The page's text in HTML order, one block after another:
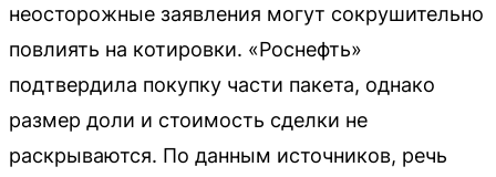
неосторожные заявления могут сокрушительно
повлиять на котировки. «Роснефть»
подтвердила покупку части пакета, однако
размер доли и стоимость сделки не
раскрываются. По данным источников, речь